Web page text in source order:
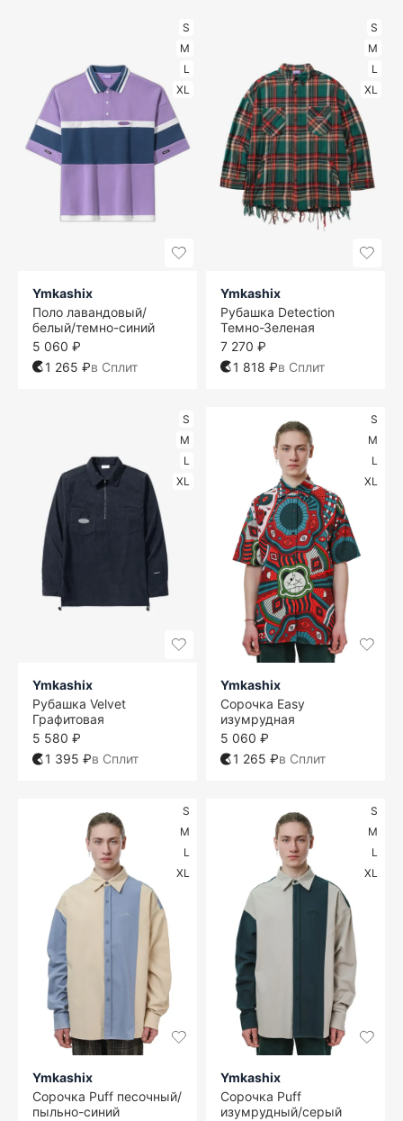
S
M
L
XL
Ymkashix
Поло лавандовый/
белый/темно-синий
5 060 ₽
1 265 ₽в Сплит
S
M
L
XL
Ymkashix
Рубашка Detection
Темно-Зеленая
7 270 ₽
1 818 ₽в Сплит
S
M
L
XL
Ymkashix
Рубашка Velvet
Графитовая
5 580 ₽
1 395 ₽в Сплит
S
M
L
XL
Ymkashix
Сорочка Easy
изумрудная
5 060 ₽
1 265 ₽в Сплит
S
M
L
XL
Ymkashix
Сорочка Puff песочный/
пыльно-синий
S
M
L
XL
Ymkashix
Сорочка Puff
изумрудный/серый